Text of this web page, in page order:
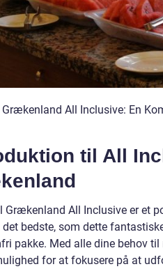
Grækenland All Inclusive: En
til All
Grækenland All Inclusive er et
bedste, som dette
pakke. Med alle dine behov
for at fokusere på at